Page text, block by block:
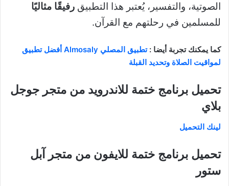
الصوتية، والتفسير، يُعتبر هذا التطبيق رفيقًا مثاليًا
للمسلمين في رحلتهم مع القرآن.
كما يمكنك تجربة أيضا :
تطبيق المصلي Almosaly أفضل تطبيق
لمواقيت الصلاة وتحديد القبلة
تحميل برنامج ختمة للاندرويد من متجر جوجل
بلاي
لينك التحميل
تحميل برنامج ختمة للايفون من متجر آبل
ستور